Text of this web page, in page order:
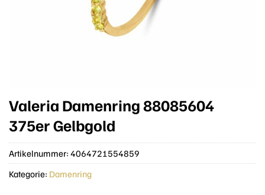
Valeria Damenring 88085604
375er Gelbgold
Artikelnummer: 4064721554859
Kategorie: Damenring